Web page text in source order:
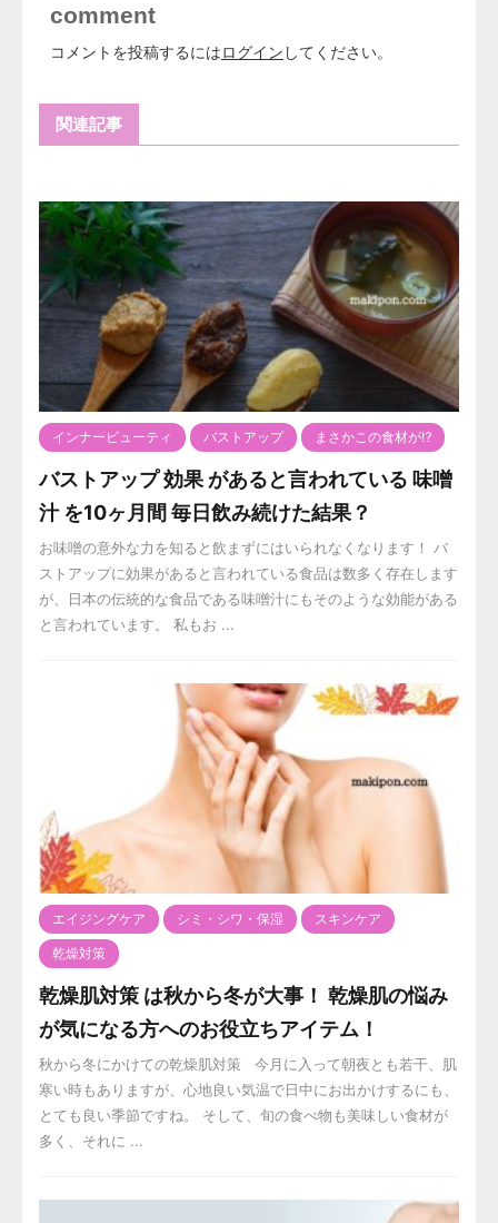
comment
コメントを投稿するにはログイン してください。
関連記事
インナービューティ バストアップ まさかこの食材が⁉️
バストアップ 効果 があると言われている 味噌
汁 を10ヶ月間 毎日飲み続けた結果？
お味噌の意外な力を知ると飲まずにはいられなくなります！ バ
ストアップに効果があると言われている食品は数多く存在します
が、日本の伝統的な食品である味噌汁にもそのような効能がある
と言われています。 私もお ...
エイジングケア シミ・シワ・保湿 スキンケア
乾燥対策
乾燥肌対策 は秋から冬が大事！ 乾燥肌の悩み
が気になる方へのお役立ちアイテム！
秋から冬にかけての乾燥肌対策 今月に入って朝夜とも若干、肌
寒い時もありますが、心地良い気温で日中にお出かけするにも、
とても良い季節ですね。 そして、旬の食べ物も美味しい食材が
多く、それに ...